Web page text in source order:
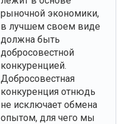
рыночной экономики,
в лучшем своем виде
должна быть
добросовестной
конкуренцией.
Добросовестная
конкуренция отнюдь
не исключает обмена
опытом, для чего мы